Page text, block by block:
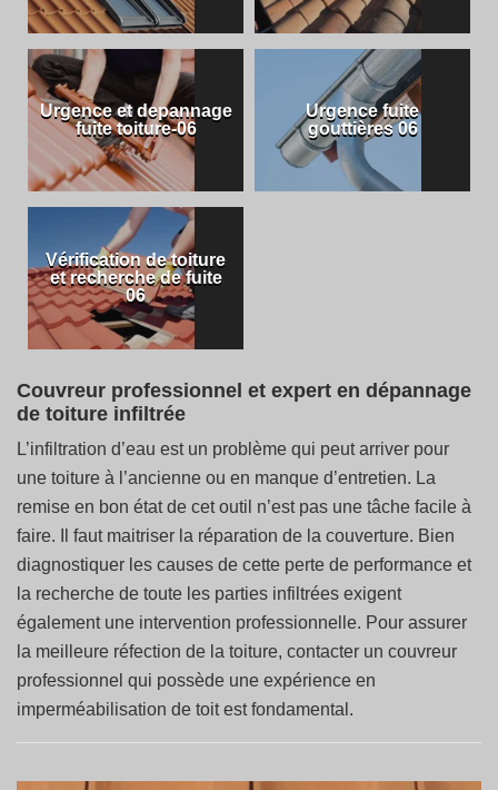
Urgence et depannage
fuite toiture-06
Urgence fuite
gouttières 06
Vérification de toiture
et recherche de fuite
06
Couvreur professionnel et expert en dépannage
de toiture infiltrée
L’infiltration d’eau est un problème qui peut arriver pour
une toiture à l’ancienne ou en manque d’entretien. La
remise en bon état de cet outil n’est pas une tâche facile à
faire. Il faut maitriser la réparation de la couverture. Bien
diagnostiquer les causes de cette perte de performance et
la recherche de toute les parties infiltrées exigent
également une intervention professionnelle. Pour assurer
la meilleure réfection de la toiture, contacter un couvreur
professionnel qui possède une expérience en
imperméabilisation de toit est fondamental.